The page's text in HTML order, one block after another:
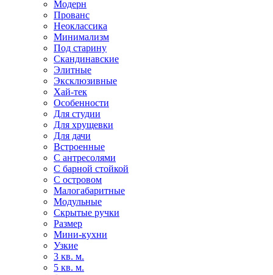
Модерн
Прованс
Неоклассика
Минимализм
Под старину
Скандинавские
Элитные
Эксклюзивные
Хай-тек
Особенности
Для студии
Для хрущевки
Для дачи
Встроенные
С антресолями
С барной стойкой
С островом
Малогабаритные
Модульные
Скрытые ручки
Размер
Мини-кухни
Узкие
3 кв. м.
5 кв. м.